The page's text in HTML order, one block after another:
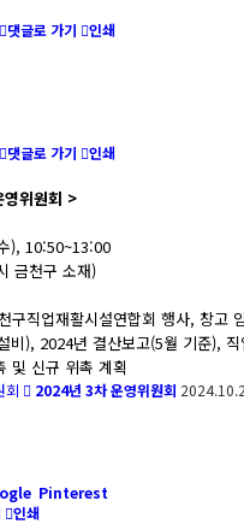
댓글로 가기
인쇄
댓글로 가기 인쇄
위원회 >
10:50~13:00
금천구 소재)
구직업재활시설연합회 행사, 창고
비), 2024년 결산보고(5월 기준),
및 신규 위촉 계획
회 2024년 3차 운영위원회
Pinterest
인쇄